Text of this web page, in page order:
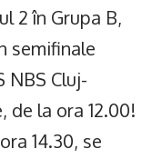
2 în Grupa B,
semifinale
NBS Cluj-
de la ora 12.00!
14.30, se